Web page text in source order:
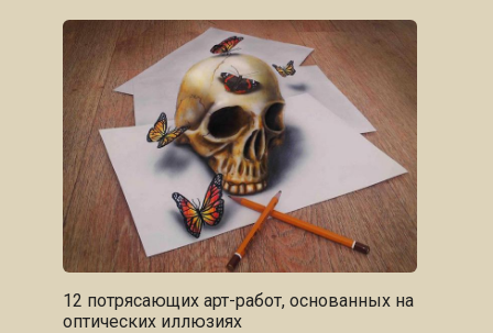
12 потрясающих арт-работ, основанных на
оптических иллюзиях